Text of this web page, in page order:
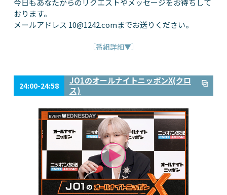
今日もあなたからのリクエストやメッセージをお待ちして
おります。
メールアドレス 10@1242.comまでお送りください。
［番組詳細▼］
24:00-24:58
JO1のオールナイトニッポンX(クロ
ス)